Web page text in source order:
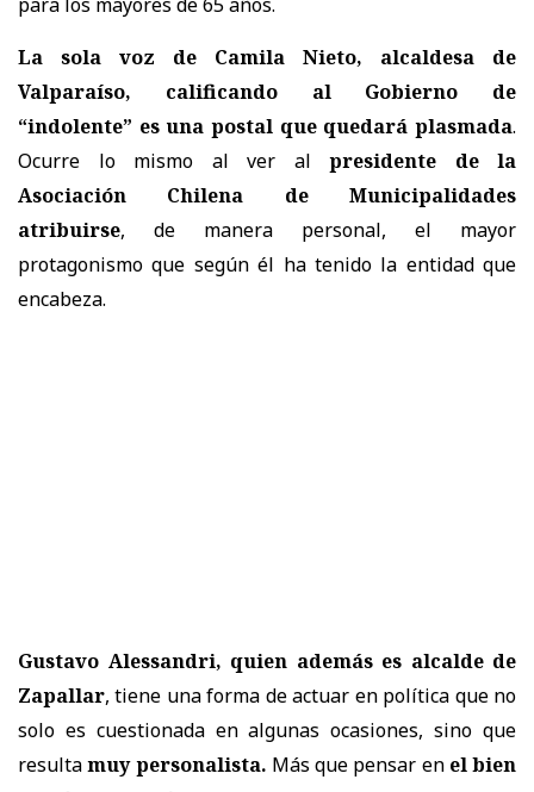
La sola voz de Camila Nieto, alcaldesa de
Valparaíso, calificando al Gobierno de
“indolente” es una postal que quedará plasmada.
Ocurre lo mismo al ver al presidente de la
Asociación Chilena de Municipalidades
atribuirse, de manera personal, el mayor
protagonismo que según él ha tenido la entidad que
encabeza.
Gustavo Alessandri, quien además es alcalde de
Zapallar, tiene una forma de actuar en política que no
solo es cuestionada en algunas ocasiones, sino que
resultamuy personalista. Más que pensar en el bien